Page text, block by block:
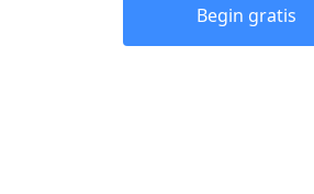
Begin gratis